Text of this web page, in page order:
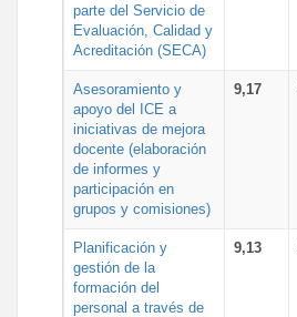
parte del Servicio de
Evaluación, Calidad y
Acreditación (SECA)
Asesoramiento y
apoyo del ICE a
iniciativas de mejora
docente (elaboración
de informes y
participación en
grupos y comisiones)
9,17
Planificación y
gestión de la
formación del
personal a través de
9,13